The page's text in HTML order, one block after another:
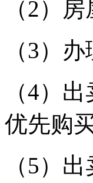
（2）
（3）
（4）
优先购
（5）